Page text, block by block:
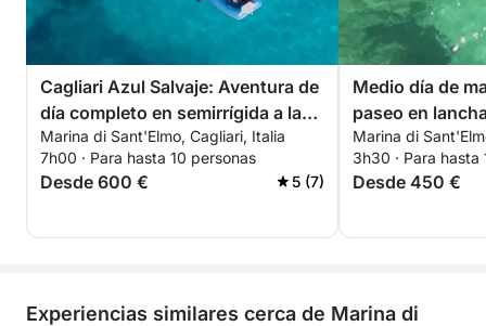
Cagliari Azul Salvaje: Aventura de
día completo en semirrígida a las
calas secretas de la Silla del
Diablo
Marina di Sant'Elmo, Cagliari, Italia
7h00 · Para hasta 10 personas
Desde 600 € 5 (7)
Medio día de
paseo en
emblemática
Marina di
3h30 · Para hasta
Desde 450 €
Experiencias similares cerca de Marina di